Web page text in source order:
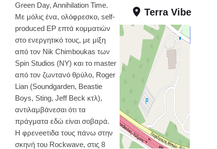
Green Day, Annihilation Time.
Με μόλις ένα, ολόφρεσκο, self-
produced EP επτά κομματιών
στο ενεργητικό τους, με μίξη
από τον Nik Chimboukas των
Spin Studios (NY) και το master
από τον ζωντανό θρύλο, Roger
Lian (Soundgarden, Beastie
Boys, Sting, Jeff Beck κτλ),
αντιλαμβάνεσαι ότι τα
πράγματα εδώ είναι σοβαρά.
Η φρενeeτιδα τους πάνω στην
σκηνή του Rockwave, στις 8
Terra Vibe
Χάρτης
Οδηγίες